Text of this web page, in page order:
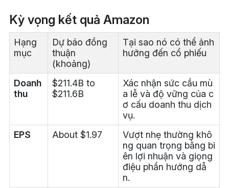
Kỳ vọng kết quả Amazon
Hạng
mục
Dự báo đồng
thuận
(khoảng)
Tại sao nó có thể ảnh
hưởng đến cổ phiếu
Doanh
thu
$211.4B to
$211.6B
Xác nhận sức cầu mù
a lễ và độ vững của c
ơ cấu doanh thu dịch
vụ.
EPS
About $1.97
Vượt nhẹ thường khô
ng quan trọng bằng bi
ên lợi nhuận và giọng
điệu phần hướng dẫ
n.